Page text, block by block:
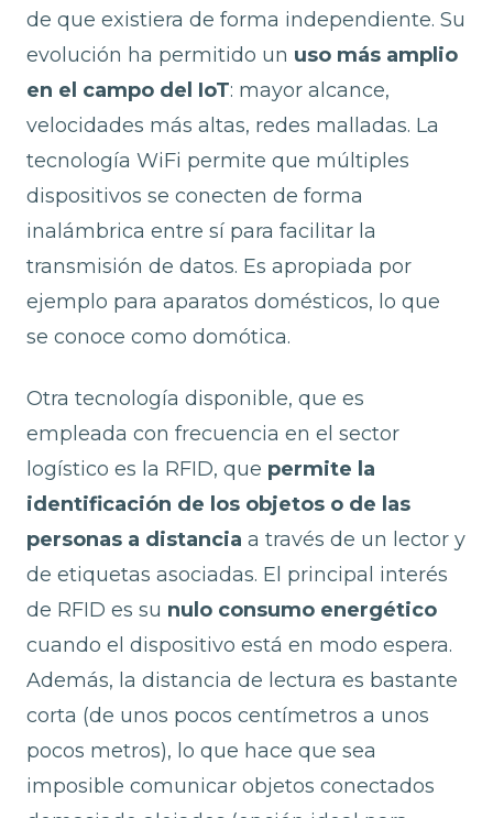
de que existiera de forma independiente. Su
evolución ha permitido un uso más amplio
en el campo del IoT: mayor alcance,
velocidades más altas, redes malladas. La
tecnología WiFi permite que múltiples
dispositivos se conecten de forma
inalámbrica entre sí para facilitar la
transmisión de datos. Es apropiada por
ejemplo para aparatos domésticos, lo que
se conoce como domótica.
Otra tecnología disponible, que es
empleada con frecuencia en el sector
logístico es la RFID, que permite la
identificación de los objetos o de las
personas a distancia a través de un lector y
de etiquetas asociadas. El principal interés
de RFID es su nulo consumo energético
cuando el dispositivo está en modo espera.
Además, la distancia de lectura es bastante
corta (de unos pocos centímetros a unos
pocos metros), lo que hace que sea
imposible comunicar objetos conectados